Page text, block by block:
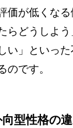
価が低くなる
らどうしよ
い」といった
のです。
型性格の